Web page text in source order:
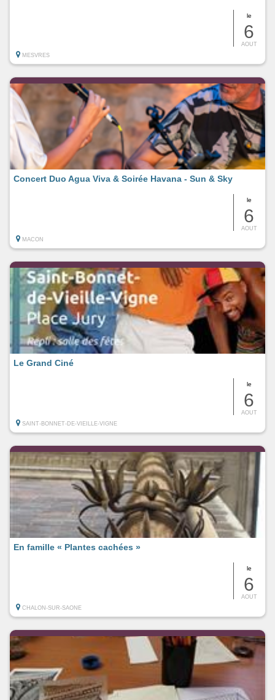
le
6
AOUT
MESVRES
le
6
AOUT
Concert Duo Agua Viva & Soirée Havana - Sun & Sky
MACON
le
6
AOUT
Le Grand Ciné
SAINT-BONNET-DE-VIEILLE-VIGNE
le
6
AOUT
En famille « Plantes cachées »
CHALON-SUR-SAONE